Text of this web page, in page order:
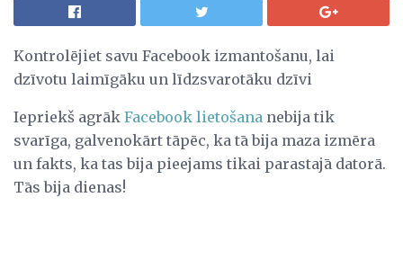
Kontrolējiet savu Facebook izmantošanu, lai
dzīvotu laimīgāku un līdzsvarotāku dzīvi
Iepriekš agrāk Facebook lietošana nebija tik
svarīga, galvenokārt tāpēc, ka tā bija maza izmēra
un fakts, ka tas bija pieejams tikai parastajā datorā.
Tās bija dienas!